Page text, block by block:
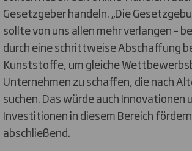
Gesetzgeber handeln. „Die
sollte von uns allen mehr verlangen –
durch eine schrittweise Abschaffung
Kunststoffe, um gleiche
Unternehmen zu schaffen, die nach
suchen. Das würde auch Innovationen
Investitionen in diesem Bereich
abschließend.